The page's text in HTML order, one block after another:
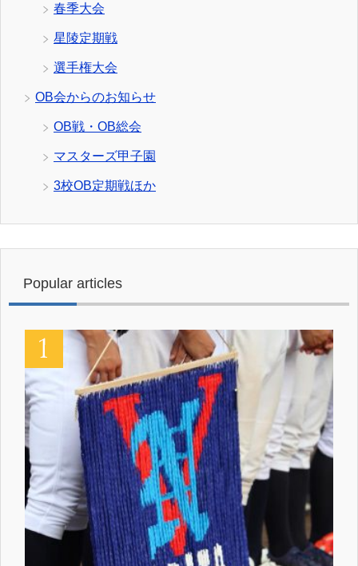
春季大会
星陵定期戦
選手権大会
OB会からのお知らせ
OB戦・OB総会
マスターズ甲子園
3校OB定期戦ほか
Popular articles